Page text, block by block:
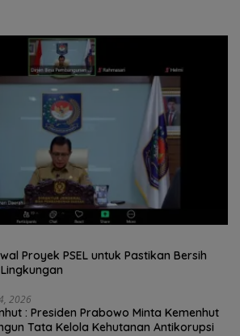
Proyek PSEL untuk Pastikan Bersih
2026
: Presiden Prabowo Minta Kemenhut
Tata Kelola Kehutanan Antikorupsi